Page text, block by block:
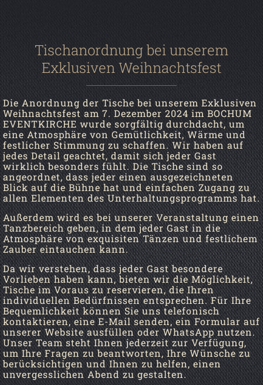
Tischanordnung bei unserem
Exklusiven Weihnachtsfest
Die Anordnung der Tische bei unserem Exklusiven
Weihnachtsfest am 7. Dezember 2024 im BOCHUM
EVENTKIRCHE wurde sorgfältig durchdacht, um
eine Atmosphäre von Gemütlichkeit, Wärme und
festlicher Stimmung zu schaffen. Wir haben auf
jedes Detail geachtet, damit sich jeder Gast
wirklich besonders fühlt. Die Tische sind so
angeordnet, dass jeder einen ausgezeichneten
Blick auf die Bühne hat und einfachen Zugang zu
allen Elementen des Unterhaltungsprogramms hat.
Außerdem wird es bei unserer Veranstaltung einen
Tanzbereich geben, in dem jeder Gast in die
Atmosphäre von exquisiten Tänzen und festlichem
Zauber eintauchen kann.
Da wir verstehen, dass jeder Gast besondere
Vorlieben haben kann, bieten wir die Möglichkeit,
Tische im Voraus zu reservieren, die Ihren
individuellen Bedürfnissen entsprechen. Für Ihre
Bequemlichkeit können Sie uns telefonisch
kontaktieren, eine E-Mail senden, ein Formular auf
unserer Website ausfüllen oder WhatsApp nutzen.
Unser Team steht Ihnen jederzeit zur Verfügung,
um Ihre Fragen zu beantworten, Ihre Wünsche zu
berücksichtigen und Ihnen zu helfen, einen
unvergesslichen Abend zu gestalten.